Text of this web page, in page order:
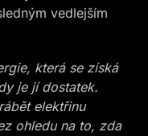
vedlejším
která se získá
je jí dostatek.
elektřinu
ohledu na to, zda